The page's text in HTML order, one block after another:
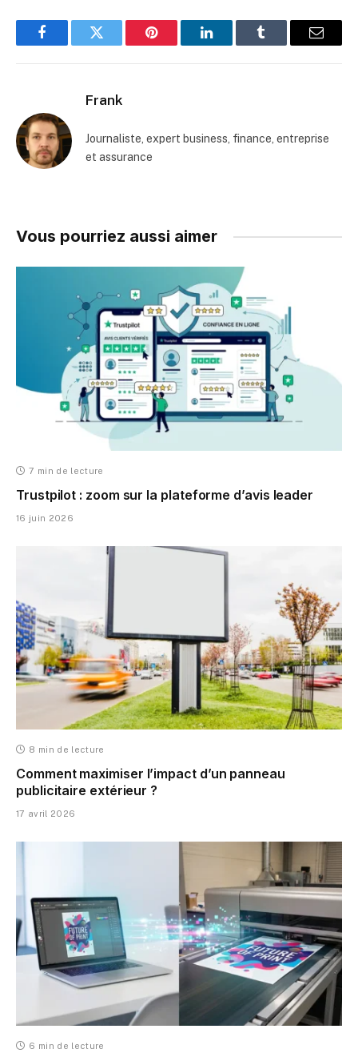
FacebookTwitter Pinterest LinkedInTumblr Email
Frank
Journaliste, expert business, finance, entreprise
et assurance
Vous pourriez aussi aimer
7 min de lecture
Trustpilot : zoom sur la plateforme d’avis leader
16 juin 2026
8 min de lecture
Comment maximiser l’impact d’un panneau
publicitaire extérieur ?
17 avril 2026
6 min de lecture